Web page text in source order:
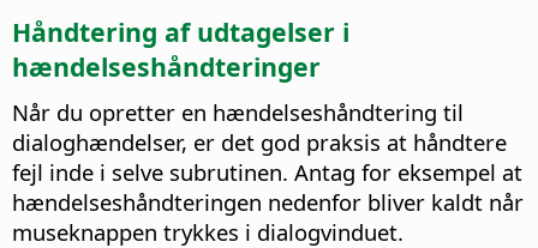
Håndtering af udtagelser i
hændelseshåndteringer
Når du opretter en hændelseshåndtering til
dialoghændelser, er det god praksis at håndtere
fejl inde i selve subrutinen. Antag for eksempel at
hændelseshåndteringen nedenfor bliver kaldt når
museknappen trykkes i dialogvinduet.